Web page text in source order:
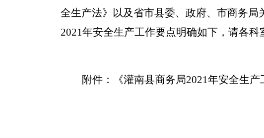
全生产法》以及省市县委、政府、市商务局
2021年安全生产工作要点明确如下，请各
附件：《灌南县商务局2021年安全生产